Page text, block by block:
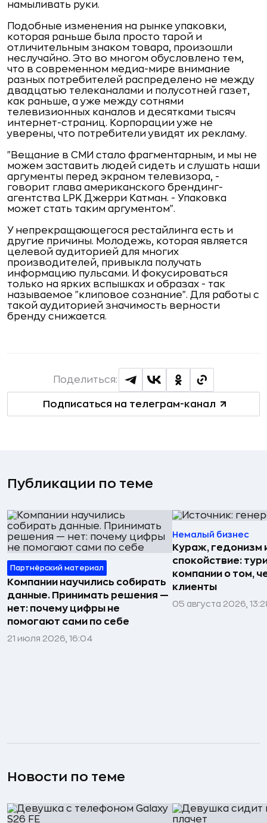
намыливать руки.
Подобные изменения на рынке упаковки,
которая раньше была просто тарой и
отличительным знаком товара, произошли
неслучайно. Это во многом обусловлено тем,
что в современном медиа-мире внимание
разных потребителей распределено не между
двадцатью телеканалами и полусотней газет,
как раньше, а уже между сотнями
телевизионных каналов и десятками тысяч
интернет-страниц. Корпорации уже не
уверены, что потребители увидят их рекламу.
"Вещание в СМИ стало фрагментарным, и мы не
можем заставить людей сидеть и слушать наши
аргументы перед экраном телевизора, -
говорит глава американского брендинг-
агентства LPK Джерри Катман. - Упаковка
может стать таким аргументом".
У непрекращающегося рестайлинга есть и
другие причины. Молодежь, которая является
целевой аудиторией для многих
производителей, привыкла получать
информацию пульсами. И фокусироваться
только на ярких вспышках и образах - так
называемое "клиповое сознание". Для работы с
такой аудиторией значимость верности
бренду снижается.
Подписаться на телеграм-канал
Поделиться:
Публикации по теме
Партнёрский материал
Компании научились собирать
данные. Принимать решения —
нет: почему цифры не
помогают сами по себе
21 июля 2026, 16:04
Немалый бизнес
Кураж, гедонизм
спокойствие:
компании о том,
клиенты
05 августа 2026,
Новости по теме